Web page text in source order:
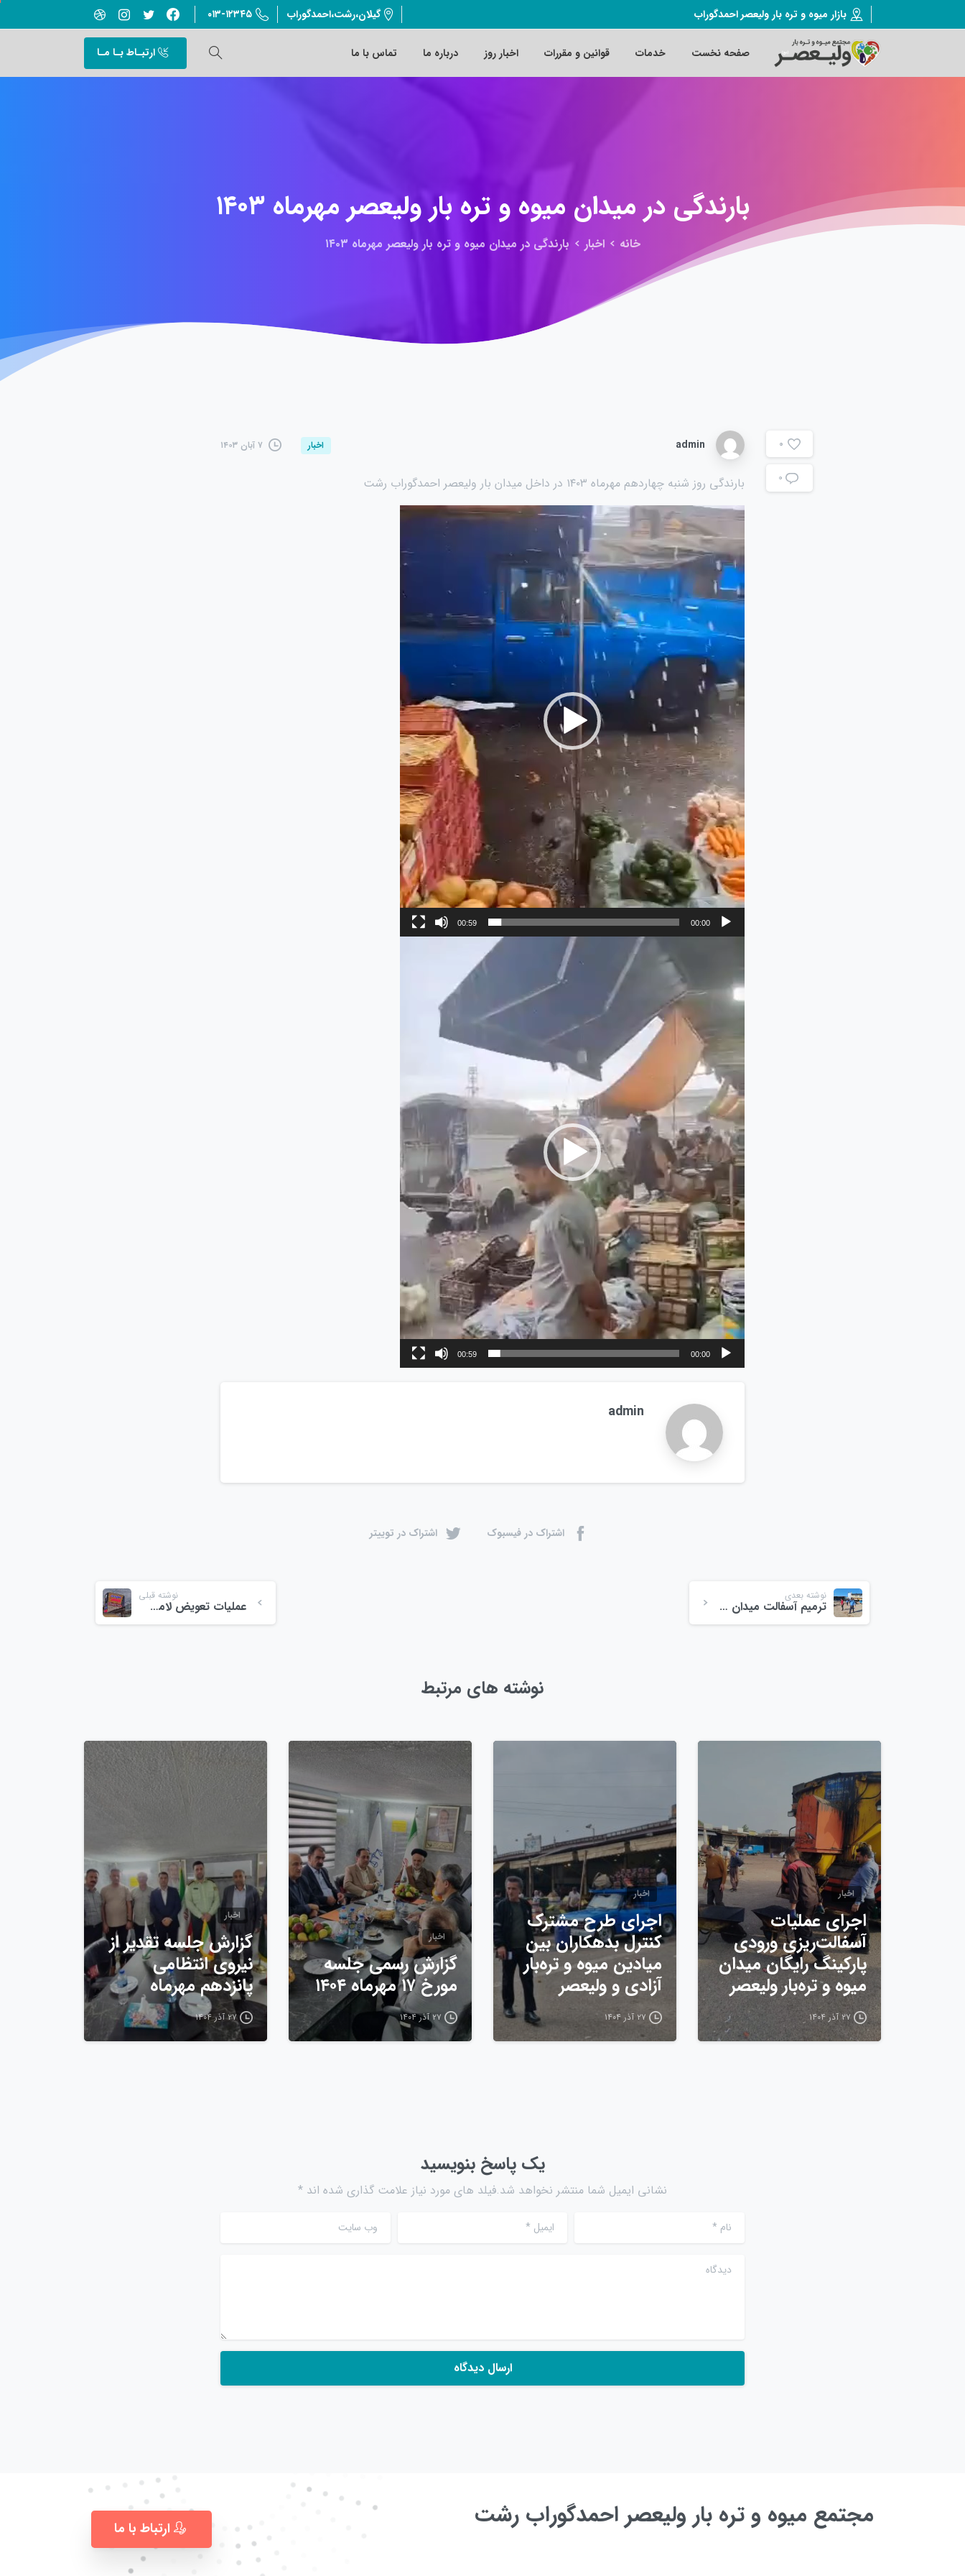
بازار میوه و تره بار ولیعصر احمدگوراب گیلان،رشت،احمدگوراب ۰۱۳-۱۲۳۴۵
صفحه نخست خدمات قوانین و مقررات اخبار روز درباره ما تماس با ما ارتبـاط بـا مـا
بارندگی در میدان میوه و تره بارولیعصر مهرماه ۱۴۰۳
خانه اخبار بارندگی در میدان میوه و تره بار ولیعصر مهرماه ۱۴۰۳
0
۰
admin اخبار ۷ آبان ۱۴۰۳
بارندگی روز شنبه چهاردهم مهرماه ۱۴۰۳ در داخل میدان بار ولیعصر احمدگوراب رشت
نمایشگر
ویدیو
00:00
00:59
00:00
00:59
admin
اشتراک در فیسبوک اشتراک در توییتر
نوشته قبلی
عملیات تعویض لامپ های سردر میدان میوه و تره بار ولیعصر
نوشته بعدی
ترمیم آسفالت میدان میوه و تره بار ولیعصر رشت
نوشته های مرتبط
اخبار
اجرای عملیات
آسفالت‌ریزی ورودی
پارکینگ رایگان میدان
میوه و تره‌بار ولیعصر
۲۷ آذر ۱۴۰۴
اخبار
اجرای طرح مشترک
کنترل بدهکاران بین
میادین میوه و تره‌بار
آزادی و ولیعصر
۲۷ آذر ۱۴۰۴
اخبار
گزارش رسمی جلسه
مورخ ۱۷ مهرماه ۱۴۰۴
۲۷ آذر ۱۴۰۴
اخبار
گزارش جلسه تقدیر از
نیروی انتظامی
پانزدهم مهرماه
۲۷ آذر ۱۴۰۴
یک پاسخ بنویسید
نشانی ایمیل شما منتشر نخواهد شد.فیلد های مورد نیاز علامت گذاری شده اند *
نام* ایمیل * وب سایت
دیدگاه
مجتمع میوه و تره بار ولیعصر احمدگوراب رشت ارتباط با ما